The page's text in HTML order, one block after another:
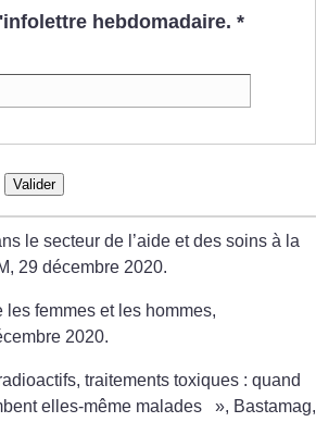
hebdomadaire. *
Valider
le secteur de l’aide et des soins à la
29 décembre 2020.
les femmes et les hommes,
2020.
traitements toxiques : quand
elles-même malades
», Bastamag,